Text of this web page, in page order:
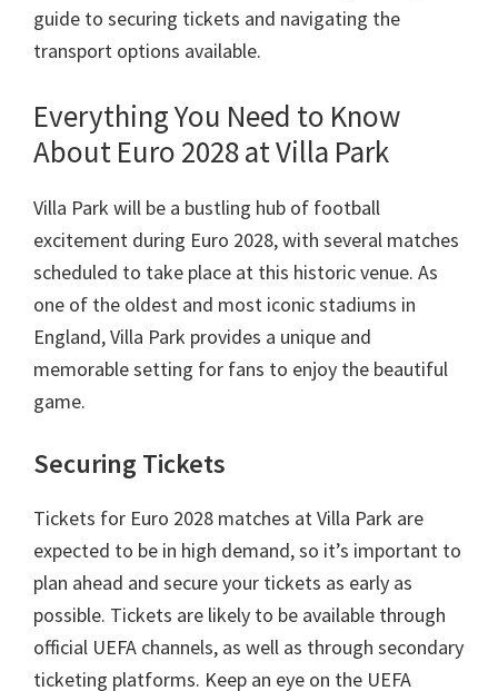
guide to securing tickets and navigating the
transport options available.
Everything You Need to Know
About Euro 2028at Villa Park
Villa Park will be a bustling hub of football
excitement during Euro 2028,with several matches
scheduled to take place at this historic venue. As
one of the oldest and most iconic stadiums in
England,Villa Park provides a unique and
memorable setting for fans to enjoy the beautiful
game.
Securing Tickets
Tickets for Euro 2028 matches at Villa Park are
expected to be in high demand,so it’s important to
plan ahead and secure your tickets as early as
possible. Tickets are likely to be available through
official UEFA channels, as well as through secondary
ticketing platforms. Keep an eye on the UEFA